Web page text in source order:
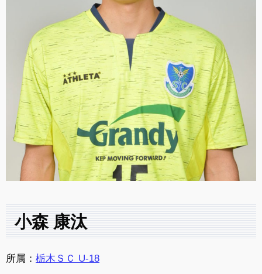
小森 康汰
所属： 栃木ＳＣ U-18